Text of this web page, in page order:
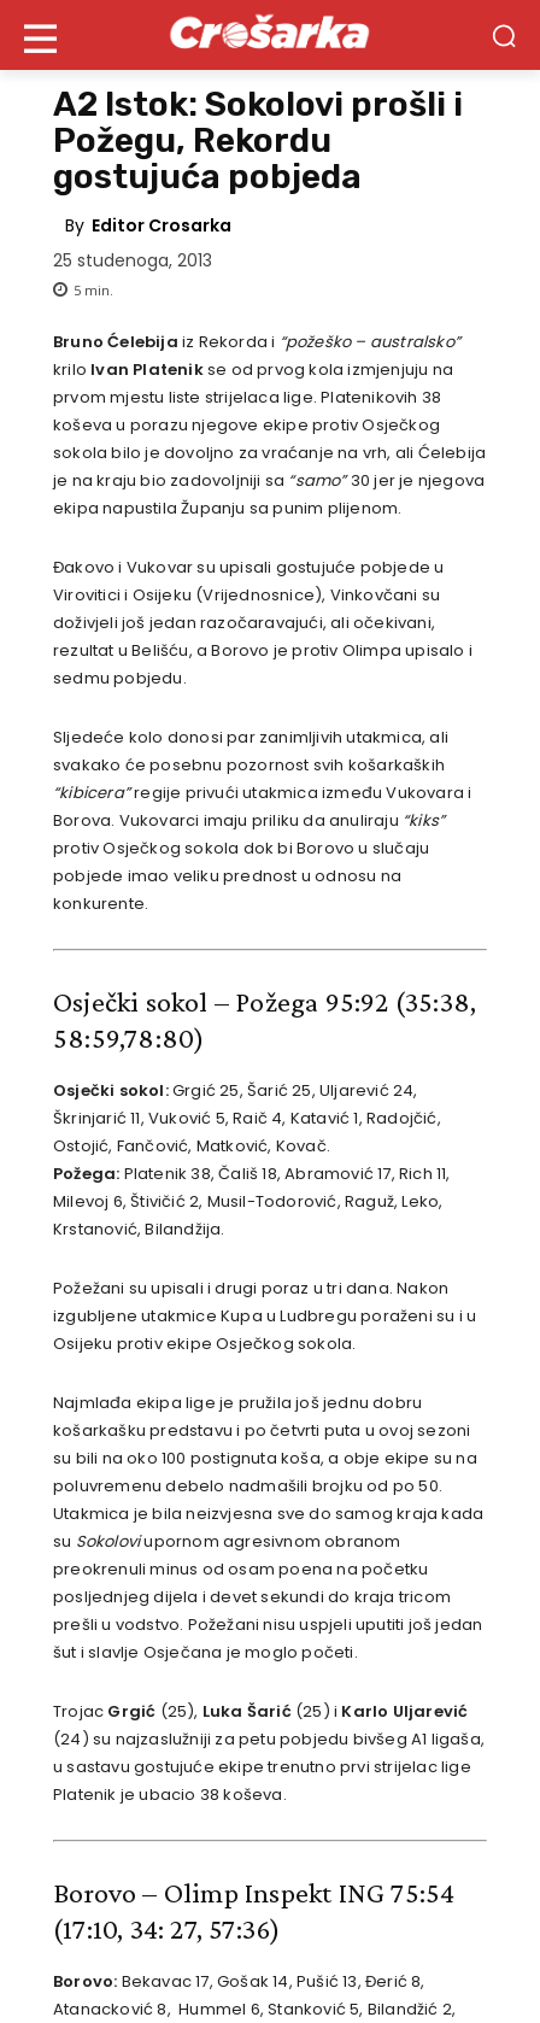
A2 Istok: Sokolovi prošli i
Požegu, Rekordu
gostujuća pobjeda
By Editor Crosarka
25 studenoga, 2013
5 min.
Bruno Ćelebija iz Rekorda i “požeško – australsko”
krilo Ivan Platenikse od prvog kola izmjenjuju na
prvom mjestu liste strijelaca lige. Platenikovih 38
koševa u porazu njegove ekipe protiv Osječkog
sokola bilo je dovoljno za vraćanje na vrh, ali Ćelebija
je na kraju bio zadovoljniji sa “samo”30 jer je njegova
ekipa napustila Županju sa punim plijenom.
Đakovo i Vukovar su upisali gostujuće pobjede u
Virovitici i Osijeku (Vrijednosnice), Vinkovčani su
doživjeli još jedan razočaravajući, ali očekivani,
rezultat u Belišću, a Borovo je protiv Olimpa upisalo i
sedmu pobjedu.
Sljedeće kolo donosi par zanimljivih utakmica, ali
svakako će posebnu pozornost svih košarkaških
“kibicera”regije privući utakmica između Vukovara i
Borova. Vukovarci imaju priliku da anuliraju “kiks”
protiv Osječkog sokola dok bi Borovo u slučaju
pobjede imao veliku prednost u odnosu na
konkurente.
Osječki sokol – Požega 95:92 (35:38,
58:59,78:80)
Osječki sokol:Grgić 25, Šarić 25, Uljarević 24,
Škrinjarić 11, Vuković 5, Raič 4, Katavić 1, Radojčić,
Ostojić, Fančović, Matković, Kovač.
Požega: Platenik 38, Čališ 18, Abramović 17, Rich 11,
Milevoj 6, Štivičić 2, Musil-Todorović, Raguž, Leko,
Krstanović, Bilandžija.
Požežani su upisali i drugi poraz u tri dana. Nakon
izgubljene utakmice Kupa u Ludbregu poraženi su i u
Osijeku protiv ekipe Osječkog sokola.
Najmlađa ekipa lige je pružila još jednu dobru
košarkašku predstavu i po četvrti puta u ovoj sezoni
su bili na oko 100 postignuta koša, a obje ekipe su na
poluvremenu debelo nadmašili brojku od po 50.
Utakmica je bila neizvjesna sve do samog kraja kada
su Sokoloviupornom agresivnom obranom
preokrenuli minus od osam poena na početku
posljednjeg dijela i devet sekundi do kraja tricom
prešli u vodstvo. Požežani nisu uspjeli uputiti još jedan
šut i slavlje Osječana je moglo početi.
Trojac Grgić (25), Luka Šarić(25) i Karlo Uljarević
(24) su najzaslužniji za petu pobjedu bivšeg A1 ligaša,
u sastavu gostujuće ekipe trenutno prvi strijelac lige
Platenik je ubacio 38 koševa.
Borovo – Olimp Inspekt ING 75:54
(17:10, 34: 27, 57:36)
Borovo: Bekavac 17, Gošak 14, Pušić 13, Đerić 8,
Atanacković 8, Hummel 6, Stanković 5, Bilandžić 2,